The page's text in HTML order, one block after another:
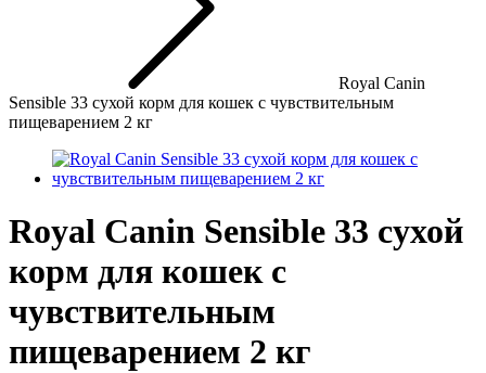
Royal Canin
Sensible 33 сухой корм для кошек с чувствительным
пищеварением 2 кг
Royal Canin Sensible 33 сухой
корм для кошек с
чувствительным
пищеварением 2 кг